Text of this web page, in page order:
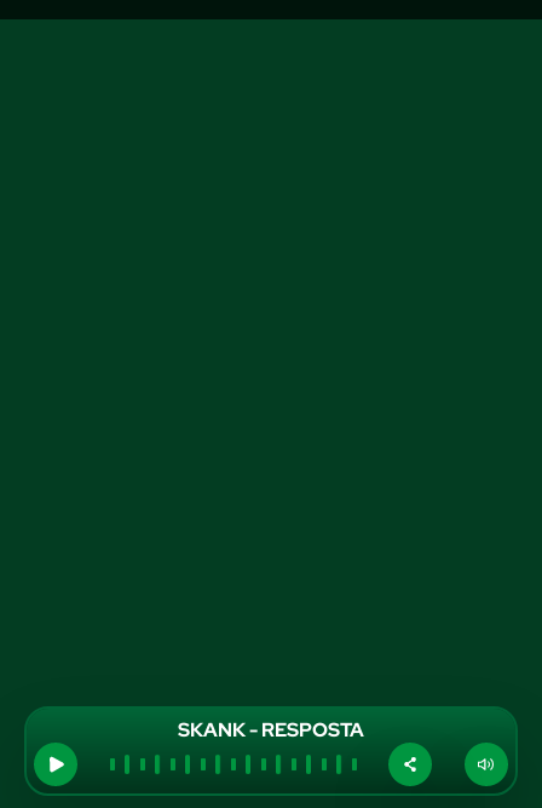
SKANK - RESPOSTA